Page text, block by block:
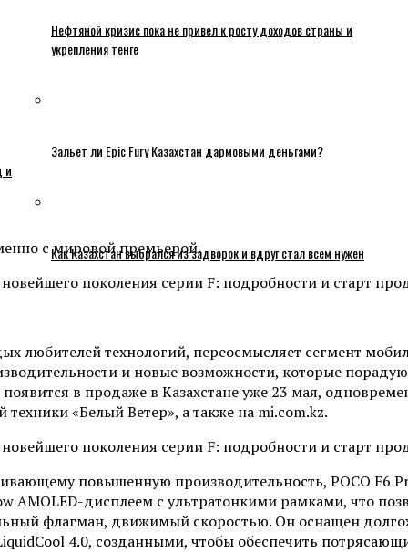
и
Нефтяной кризис пока не привел к росту доходов страны и
укрепления тенге
Зальет ли Epic Fury Казахстан дармовыми деньгами?
Как Казахстан выбрался из задворок и вдруг стал всем нужен
с мировой премьерой.
любителей технологий, переосмысляет сегмент
и новые возможности, которые
в продаже в Казахстане уже 23 мая,
«Белый Ветер», а также на mi.com.kz.
повышенную производительность, POCO F6
дисплеем с ультратонкими рамками, что
флагман, движимый скоростью. Он оснащен
4.0, созданными, чтобы обеспечить